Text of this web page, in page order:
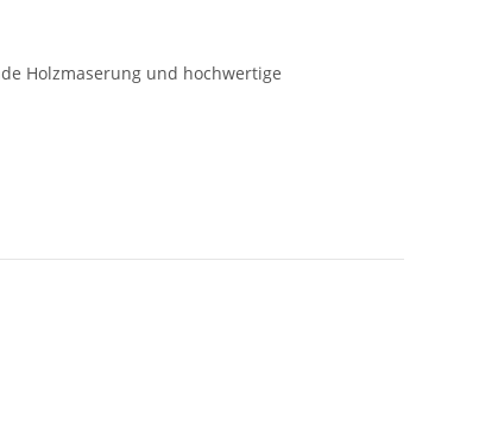
Holzmaserung und hochwertige